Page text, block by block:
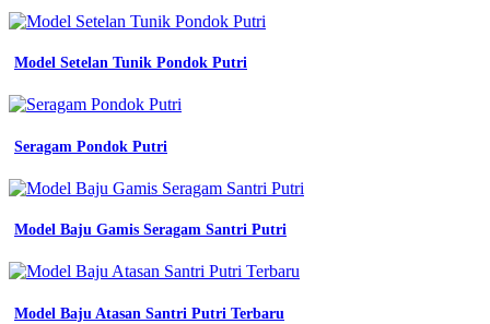
Model Setelan Tunik Pondok Putri
Seragam Pondok Putri
Model Baju Gamis Seragam Santri Putri
Model Baju Atasan Santri Putri Terbaru